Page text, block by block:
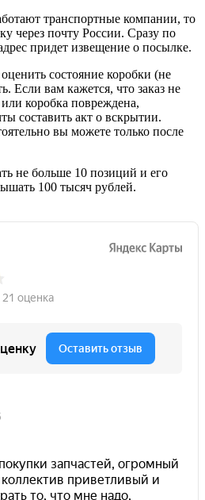
транспортные компании, то
через почту России. Сразу по
придет извещение о посылке.
состояние коробки (не
Если вам кажется, что заказ не
или коробка повреждена,
составить акт о вскрытии.
вы можете только после
не больше 10 позиций и его
100 тысяч рублей.